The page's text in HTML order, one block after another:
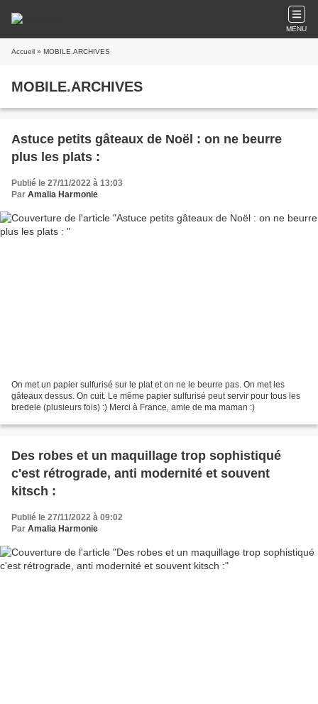
MENU
Accueil » MOBILE.ARCHIVES
MOBILE.ARCHIVES
Astuce petits gâteaux de Noël : on ne beurre
plus les plats :
Publié le 27/11/2022 à 13:03
Par Amalia Harmonie
On met un papier sulfurisé sur le plat et on ne le beurre pas. On met les
gâteaux dessus. On cuit. Le même papier sulfurisé peut servir pour tous les
bredele (plusieurs fois) :) Merci à France, amie de ma maman :)
Des robes et un maquillage trop sophistiqué
c'est rétrograde, anti modernité et souvent
kitsch :
Publié le 27/11/2022 à 09:02
Par Amalia Harmonie